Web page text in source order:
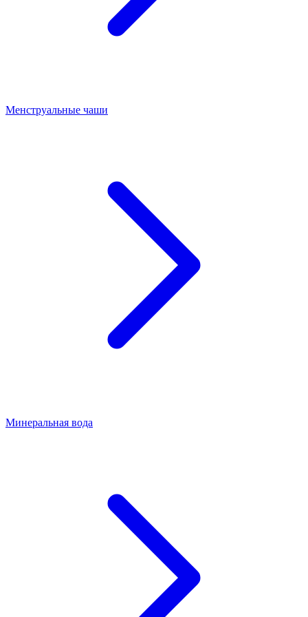
Менструальные чаши
Минеральная вода